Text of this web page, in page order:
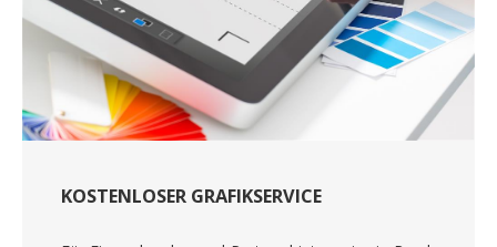
KOSTENLOSER GRAFIKSERVICE